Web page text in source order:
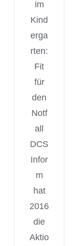
im
Kind
erga
rten:
Fit
für
den
Notf
all
DCS
Infor
m
hat
2016
die
Aktio